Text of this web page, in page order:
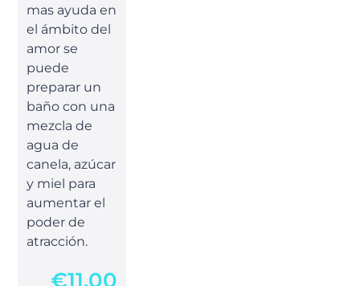
mas ayuda en
el ámbito del
amor se
puede
preparar un
baño con una
mezcla de
agua de
canela, azúcar
y miel para
aumentar el
poder de
atracción.
€11,00